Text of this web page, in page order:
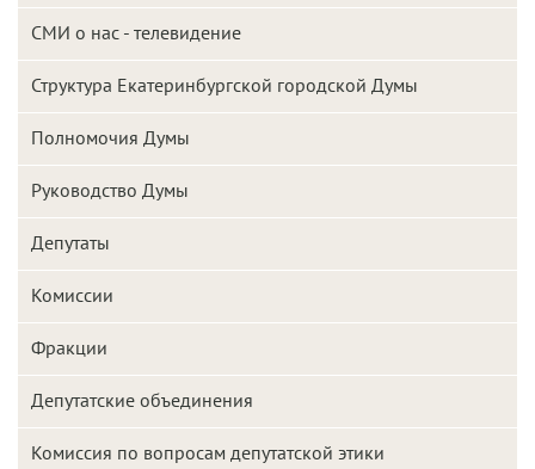
СМИ о нас - телевидение
Структура Екатеринбургской городской Думы
Полномочия Думы
Руководство Думы
Депутаты
Комиссии
Фракции
Депутатские объединения
Комиссия по вопросам депутатской этики